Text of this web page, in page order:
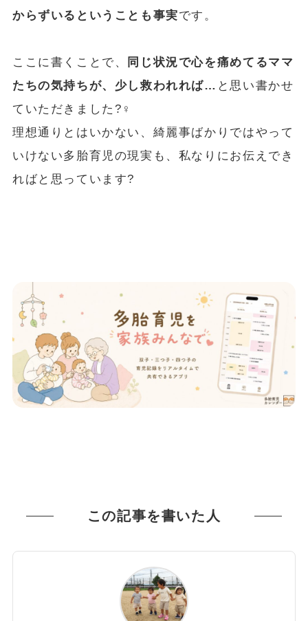
からずいるということも事実です。
ここに書くことで、
同じ状況で心を痛めてるママ
たちの気持ちが、少し救われれば… と思い書かせ
ていただきました?‍♀️
理想通りとはいかない、綺麗事ばかりではやって
いけない多胎育児の現実も、私なりにお伝えでき
ればと思っています?
この記事を書いた人